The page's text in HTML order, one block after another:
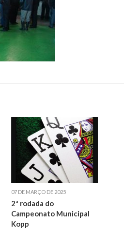
07 DE MARÇO DE 2025
2ª rodada do
Campeonato Municipal
Kopp